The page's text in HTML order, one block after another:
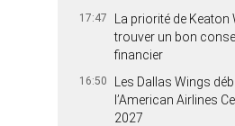
17:47
La priorité de Keaton
trouver un bon
financier
16:50
Les Dallas Wings
l’American Airlines
2027